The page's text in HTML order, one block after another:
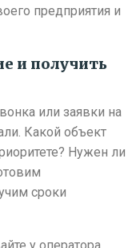
предприятия и
и получить
или заявки на
Какой объект
Нужен ли
сроки